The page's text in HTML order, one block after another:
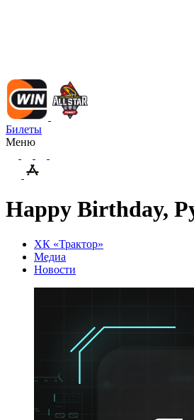
Билеты
Меню
Happy Birthday,
ХК «Трактор»
Медиа
Новости